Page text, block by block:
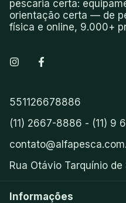
pescaria certa:
orientação certa — de
física e online, 9.000+
551126678886
(11) 2667-8886 - (11) 9
Rua Otávio Tarquínio
Informações